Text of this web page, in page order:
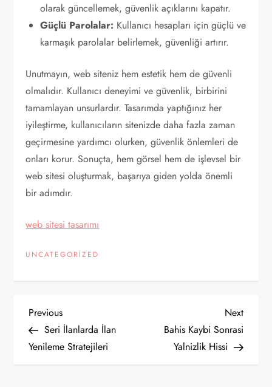
olarak güncellemek, güvenlik açıklarını kapatır.
Güçlü Parolalar: Kullanıcı hesapları için güçlü ve
karmaşık parolalar belirlemek, güvenliği artırır.
Unutmayın, web siteniz hem estetik hem de güvenli
olmalıdır. Kullanıcı deneyimi ve güvenlik, birbirini
tamamlayan unsurlardır. Tasarımda yaptığınız her
iyileştirme, kullanıcıların sitenizde daha fazla zaman
geçirmesine yardımcı olurken, güvenlik önlemleri de
onları korur. Sonuçta, hem görsel hem de işlevsel bir
web sitesi oluşturmak, başarıya giden yolda önemli
bir adımdır.
web sitesi tasarımı
UNCATEGORIZED
Y
a
Previous
Post
Previous
Seri İlanlarda İlan
Yenileme Stratejileri
Next
Post
Next
Bahis Kaybi Sonrasi
Yalnizlik Hissi